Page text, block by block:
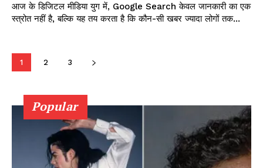
आज के डिजिटल मीडिया युग में, Google Search केवल जानकारी का एक
स्त्रोत नहीं है, बल्कि यह तय करता है कि कौन-सी खबर ज्यादा लोगों तक...
1 2 3
Popular